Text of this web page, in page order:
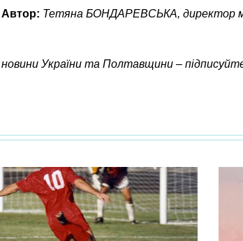
Автор: Тетяна БОНДАРЕВСЬКА, директор
новини України та Полтавщини –